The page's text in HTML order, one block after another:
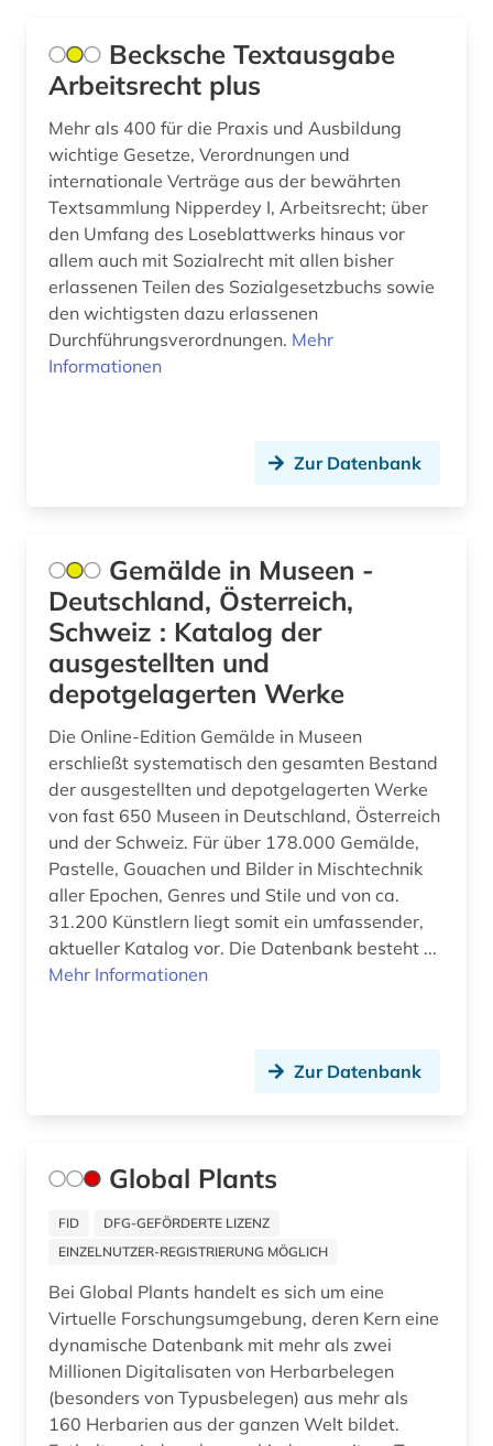
geschichte 1600-1700 (1)
geschichte 1839-1855 (1)
geschichte 1910-1955 (1)
geschichte 1989-1994 (1)
gesetz (2)
gesetze (2)
gregor (1)
griechisch (1)
großbritannien (1)
halle (saale) (1)
hans (1)
hennin (1)
herbarium (2)
herzogin anna amalia bibliothek (1)
höhlentempel (1)
joseph (1)
joseph antoine labadie (1)
judaica (1)
judentum (1)
kamee (1)
Russland, Sowjetunion (2)
Saarland (1)
Sachsen (1)
Sachsen-Anhalt (1)
Schleswig-Holstein (1)
Schweden (1)
Schweiz (4)
Becksche Textausgabe
Arbeitsrecht plus
Mehr als 400 für die Praxis und Ausbildung
wichtige Gesetze, Verordnungen und
internationale Verträge aus der bewährten
Textsammlung Nipperdey I, Arbeitsrecht; über
den Umfang des Loseblattwerks hinaus vor
allem auch mit Sozialrecht mit allen bisher
erlassenen Teilen des Sozialgesetzbuchs sowie
den wichtigsten dazu erlassenen
Durchführungsverordnungen. Mehr
Informationen
Zur Datenbank
Gemälde in Museen -
Deutschland, Österreich,
Schweiz : Katalog der
ausgestellten und
depotgelagerten Werke
Die Online-Edition Gemälde in Museen
erschließt systematisch den gesamten Bestand
der ausgestellten und depotgelagerten Werke
von fast 650 Museen in Deutschland, Österreich
und der Schweiz. Für über 178.000 Gemälde,
Pastelle, Gouachen und Bilder in Mischtechnik
aller Epochen, Genres und Stile und von ca.
31.200 Künstlern liegt somit ein umfassender,
aktueller Katalog vor. Die Datenbank besteht ...
Mehr Informationen
Zur Datenbank
Global Plants
FID
DFG-GEFÖRDERTE LIZENZ
EINZELNUTZER-REGISTRIERUNG MÖGLICH
Bei Global Plants handelt es sich um eine
Virtuelle Forschungsumgebung, deren Kern eine
dynamische Datenbank mit mehr als zwei
Millionen Digitalisaten von Herbarbelegen
(besonders von Typusbelegen) aus mehr als
160 Herbarien aus der ganzen Welt bildet.